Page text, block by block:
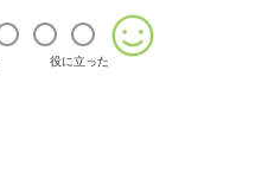
役に立った